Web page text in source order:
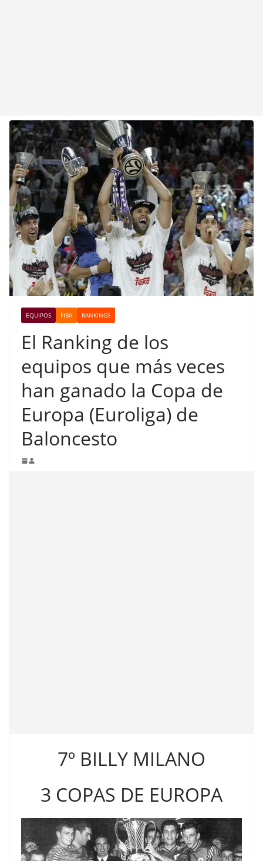
EQUIPOS FIBA RANKINGS
El Ranking de los
equipos que más veces
han ganado la Copa de
Europa (Euroliga) de
Baloncesto
7º BILLY MILANO
3 COPAS DE EUROPA